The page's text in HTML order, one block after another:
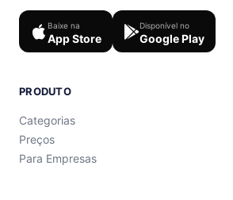
Baixe na
App Store
Disponível no
Google Play
PRODUTO
Categorias
Preços
Para Empresas